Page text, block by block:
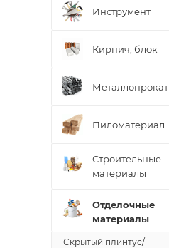
Инструмент
Кирпич, блок
Металлопрокат
Пиломатериал
Строительные
материалы
Отделочные
материалы
Скрытый плинтус/